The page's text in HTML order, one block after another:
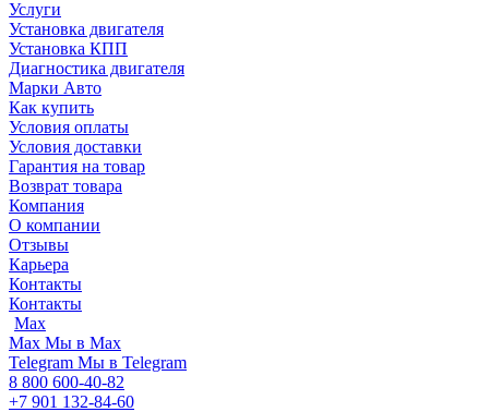
Услуги
Установка двигателя
Установка КПП
Диагностика двигателя
Марки Авто
Как купить
Условия оплаты
Условия доставки
Гарантия на товар
Возврат товара
Компания
О компании
Отзывы
Карьера
Контакты
Контакты
Max
Max Мы в Max
Telegram Мы в Telegram
8 800 600-40-82
+7 901 132-84-60